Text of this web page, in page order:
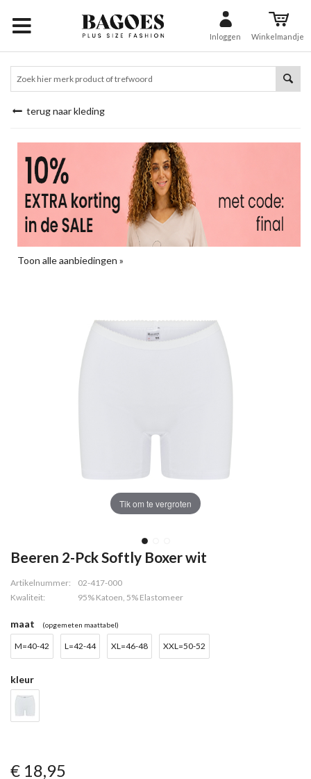
Inloggen Winkelmandje
terug naar kleding
Toon alle aanbiedingen »
Tik om te vergroten
Beeren 2-Pck Softly Boxer wit
Artikelnummer:
02-417-000
Kwaliteit:
95% Katoen, 5% Elastomeer
maat (opgemeten maattabel)
M=40-42 L=42-44 XL=46-48 XXL=50-52
kleur
€ 18,95